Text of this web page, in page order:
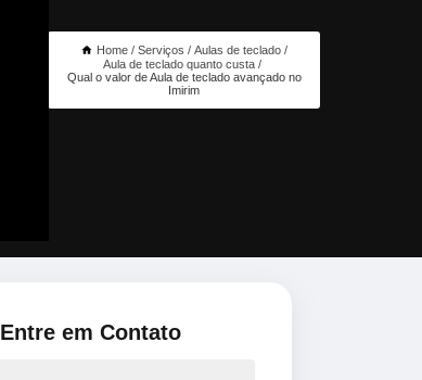
Home Serviços
Aulas de teclado
Aula de teclado quanto custa
Qual o valor de Aula de teclado avançado no
Imirim
Entre em Contato